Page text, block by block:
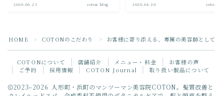
2026.06.23 coton blog 2026.04.10 coton
HOME ＞ COTONのこだわり ＞ お客様に寄り添える、専属の美容師として
COTONについて 店舗紹介 メニュー・料金
お客様の声
ご予約
採用情報 COTON Journal 取り扱い製品について
2023–2026 人形町・浜町のマンツーマン美容院COTON。髪質改善と